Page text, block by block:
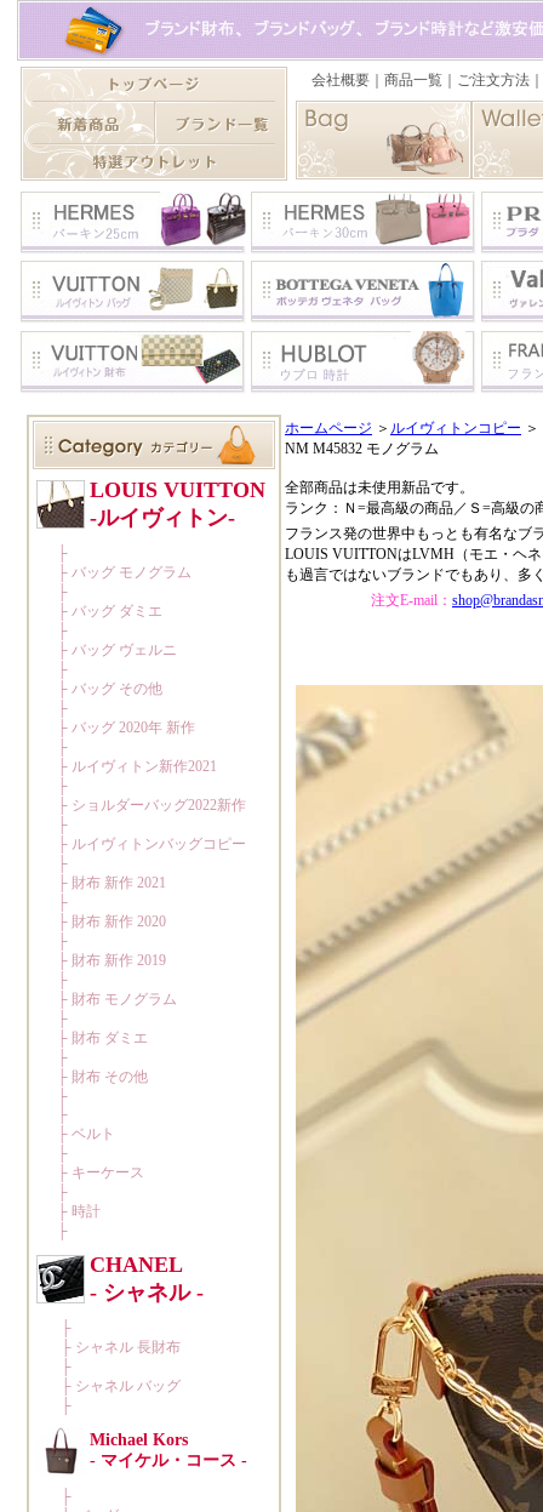
ホームページ ＞ ルイヴィトンコピー ＞
NM M45832 モノグラム
全部商品は未使用新品です。
ランク：Ｎ=最高級の商品／Ｓ=高級の
フランス発の世界中もっとも有名なブ
LOUIS VUITTONはLVMH（モエ・ヘ
も過言ではないブランドでもあり、多
注文E-mail：